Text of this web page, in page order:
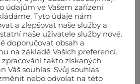
stolu s válečky 60×80 cm
block
údajům ve Vašem zařízení
Tyto údaje nám
a zlepšovat naše služby a
naše uživatele služby nové.
doporučovat obsah a
na základě Vašich preferencí.
takto získaných
Váš souhlas. Svůj souhlas
nebo odvolat na této